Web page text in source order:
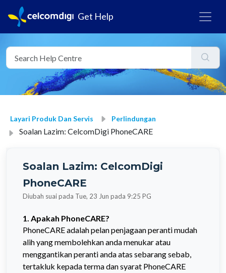
Get Help
Layari Produk Dan Servis Perlindungan
Soalan Lazim: CelcomDigi PhoneCARE
Soalan Lazim: CelcomDigi
PhoneCARE
Diubah suai pada Tue, 23 Jun pada 9:25 PG
1. Apakah PhoneCARE?
PhoneCARE adalah pelan penjagaan peranti mudah
alih yang membolehkan anda menukar atau
menggantikan peranti anda atas sebarang sebab,
tertakluk kepada terma dan syarat PhoneCARE